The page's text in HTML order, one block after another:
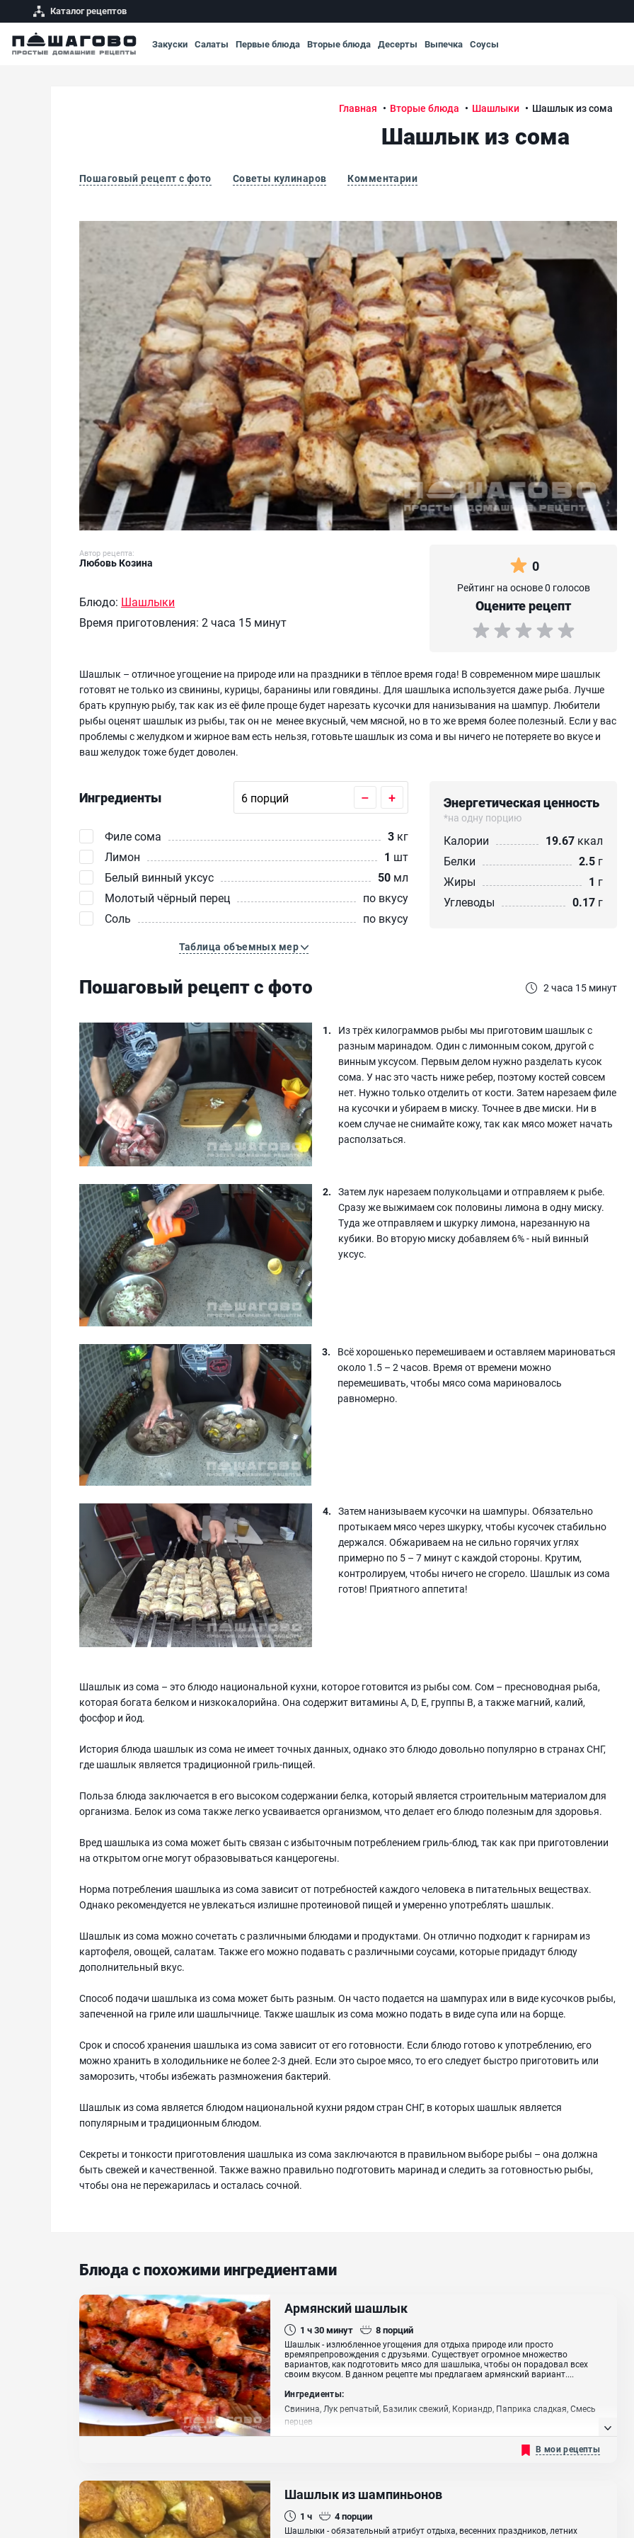
Каталог рецептов
Закуски Салаты Первые блюда Вторые блюда Десерты Выпечка Соусы
Главная Вторые блюда Шашлыки Шашлык из сома
Шашлык из сома
Пошаговый рецепт с фото Советы кулинаров Комментарии
Шашлык из сома
Автор рецепта:
Любовь Козина
Блюдо: Шашлыки
Время приготовления: 2 часа 15 минут
0
Рейтинг на основе 0 голосов
Оцените рецепт
Шашлык – отличное угощение на природе или на праздники в тёплое время года! В современном мире шашлык
готовят не только из свинины, курицы, баранины или говядины. Для шашлыка используется даже рыба. Лучше
брать крупную рыбу, так как из её филе проще будет нарезать кусочки для нанизывания на шампур. Любители
рыбы оценят шашлык из рыбы, так он не менее вкусный, чем мясной, но в то же время более полезный. Если у вас
проблемы с желудком и жирное вам есть нельзя, готовьте шашлык из сома и вы ничего не потеряете во вкусе и
ваш желудок тоже будет доволен.
Ингредиенты – +
Филе сома 3 кг
Лимон
1 шт
Белый винный уксус
50 мл
Молотый чёрный перец
по вкусу
Соль
по вкусу
Таблица объемных мер
Энергетическая ценность
*на одну порцию
Калории 19.67 ккал
Белки
2.5 г
Жиры
1 г
Углеводы
0.17 г
Пошаговый рецепт с фото 2 часа 15 минут
Из трёх килограммов рыбы мы приготовим шашлык с
разным маринадом. Один с лимонным соком, другой с
винным уксусом. Первым делом нужно разделать кусок
сома. У нас это часть ниже ребер, поэтому костей совсем
нет. Нужно только отделить от кости. Затем нарезаем филе
на кусочки и убираем в миску. Точнее в две миски. Ни в
коем случае не снимайте кожу, так как мясо может начать
расползаться.
Затем лук нарезаем полукольцами и отправляем к рыбе.
Сразу же выжимаем сок половины лимона в одну миску.
Туда же отправляем и шкурку лимона, нарезанную на
кубики. Во вторую миску добавляем 6% - ный винный
уксус.
Всё хорошенько перемешиваем и оставляем мариноваться
около 1.5 – 2 часов. Время от времени можно
перемешивать, чтобы мясо сома мариновалось
равномерно.
Затем нанизываем кусочки на шампуры. Обязательно
протыкаем мясо через шкурку, чтобы кусочек стабильно
держался. Обжариваем на не сильно горячих углях
примерно по 5 – 7 минут с каждой стороны. Крутим,
контролируем, чтобы ничего не сгорело. Шашлык из сома
готов! Приятного аппетита!
Шашлык из сома – это блюдо национальной кухни, которое готовится из рыбы сом. Сом – пресноводная рыба,
которая богата белком и низкокалорийна. Она содержит витамины A, D, E, группы B, а также магний, калий,
фосфор и йод.
История блюда шашлык из сома не имеет точных данных, однако это блюдо довольно популярно в странах СНГ,
где шашлык является традиционной гриль-пищей.
Польза блюда заключается в его высоком содержании белка, который является строительным материалом для
организма. Белок из сома также легко усваивается организмом, что делает его блюдо полезным для здоровья.
Вред шашлыка из сома может быть связан с избыточным потреблением гриль-блюд, так как при приготовлении
на открытом огне могут образовываться канцерогены.
Норма потребления шашлыка из сома зависит от потребностей каждого человека в питательных веществах.
Однако рекомендуется не увлекаться излишне протеиновой пищей и умеренно употреблять шашлык.
Шашлык из сома можно сочетать с различными блюдами и продуктами. Он отлично подходит к гарнирам из
картофеля, овощей, салатам. Также его можно подавать с различными соусами, которые придадут блюду
дополнительный вкус.
Способ подачи шашлыка из сома может быть разным. Он часто подается на шампурах или в виде кусочков рыбы,
запеченной на гриле или шашлычнице. Также шашлык из сома можно подать в виде супа или на борще.
Срок и способ хранения шашлыка из сома зависит от его готовности. Если блюдо готово к употреблению, его
можно хранить в холодильнике не более 2-3 дней. Если это сырое мясо, то его следует быстро приготовить или
заморозить, чтобы избежать размножения бактерий.
Шашлык из сома является блюдом национальной кухни рядом стран СНГ, в которых шашлык является
популярным и традиционным блюдом.
Секреты и тонкости приготовления шашлыка из сома заключаются в правильном выборе рыбы – она должна
быть свежей и качественной. Также важно правильно подготовить маринад и следить за готовностью рыбы,
чтобы она не пережарилась и осталась сочной.
Блюда с похожими ингредиентами
Армянский шашлык
1 ч 30минут 8порций
Шашлык - излюбленное угощения для отдыха природе или просто
времяпрепровождения с друзьями. Существует огромное множество
вариантов, как подготовить мясо для шашлыка, чтобы он порадовал всех
своим вкусом. В данном рецепте мы предлагаем армянский вариант....
Ингредиенты:
Свинина, Лук репчатый, Базилик свежий, Кориандр, Паприка сладкая, Смесь
перцев
В мои рецепты
Шашлык из шампиньонов
1 ч 4порции
Шашлыки - обязательный атрибут отдыха, весенних праздников, летних